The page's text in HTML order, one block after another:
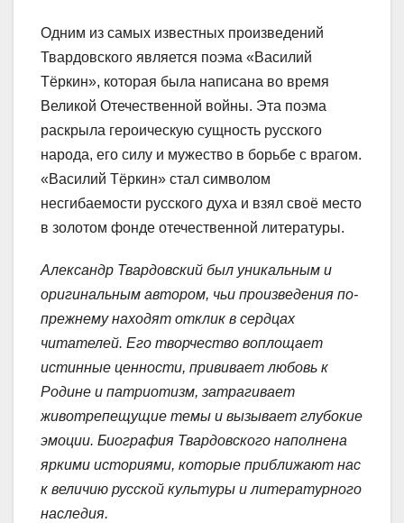
Одним из самых известных произведений
Твардовского является поэма «Василий
Тёркин», которая была написана во время
Великой Отечественной войны. Эта поэма
раскрыла героическую сущность русского
народа, его силу и мужество в борьбе с врагом.
«Василий Тёркин» стал символом
несгибаемости русского духа и взял своё место
в золотом фонде отечественной литературы.
Александр Твардовский был уникальным и
оригинальным автором, чьи произведения по-
прежнему находят отклик в сердцах
читателей. Его творчество воплощает
истинные ценности, прививает любовь к
Родине и патриотизм, затрагивает
животрепещущие темы и вызывает глубокие
эмоции. Биография Твардовского наполнена
яркими историями, которые приближают нас
к величию русской культуры и литературного
наследия.